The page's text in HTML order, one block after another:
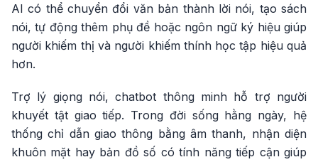
AI có thể chuyển đổi văn bản thành lời nói, tạo sách
nói, tự động thêm phụ đề hoặc ngôn ngữ ký hiệu giúp
người khiếm thị và người khiếm thính học tập hiệu quả
hơn.
Trợ lý giọng nói, chatbot thông minh hỗ trợ người
khuyết tật giao tiếp. Trong đời sống hằng ngày, hệ
thống chỉ dẫn giao thông bằng âm thanh, nhận diện
khuôn mặt hay bản đồ số có tính năng tiếp cận giúp